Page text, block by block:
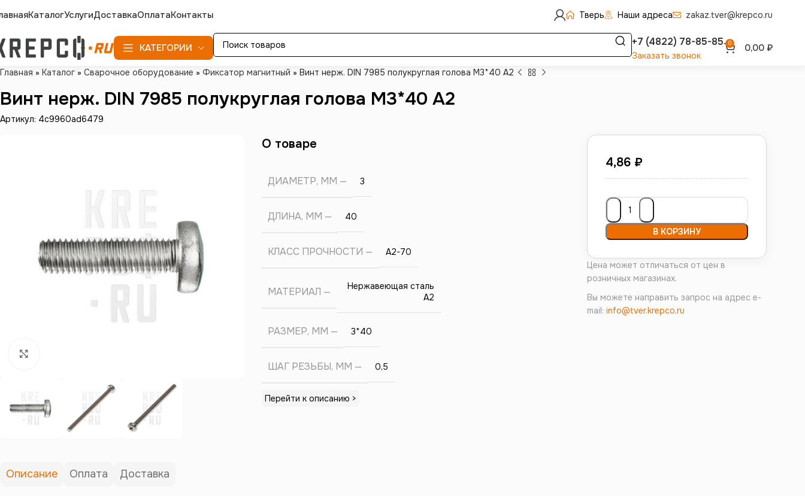
КаталогУслугиДоставкаОплатаКонтакты Тверь Наши адреса zakaz.tver@krepco.ru
КАТЕГОРИИ +7 (4822) 78-85-85
Заказать звонок
0 0,00 ₽
Главная » Каталог » Сварочное оборудование » Фиксатор магнитный » Винт нерж. DIN 7985 полукруглая голова М3*40 А2
Винт нерж. DIN 7985 полукруглая голова М3*40 А2
Артикул: 4c9960ad6479
4,86 ₽
В КОРЗИНУ
Цена может отличаться от цен в
розничных магазинах.
Вы можете направить запрос на адрес e-
mail: info@tver.krepco.ru
О товаре
ДИАМЕТР, ММ 3
ДЛИНА, ММ 40
КЛАСС ПРОЧНОСТИ А2-70
МАТЕРИАЛ
Нержавеющая сталь
А2
РАЗМЕР, ММ 3*40
ШАГ РЕЗЬБЫ, ММ 0,5
Перейти к описанию >
Описание Оплата Доставка